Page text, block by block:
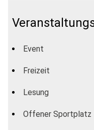
Event
Freizeit
Lesung
Offener Sportplatz